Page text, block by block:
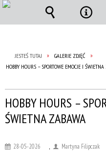
JESTEŚ TUTAJ
GALERIE ZDJĘĆ
HOBBY HOURS – SPORTOWE EMOCJE I
HOBBY HOURS –
ŚWIETNA ZABAWA
28-05-2026 Martyna Filipczak